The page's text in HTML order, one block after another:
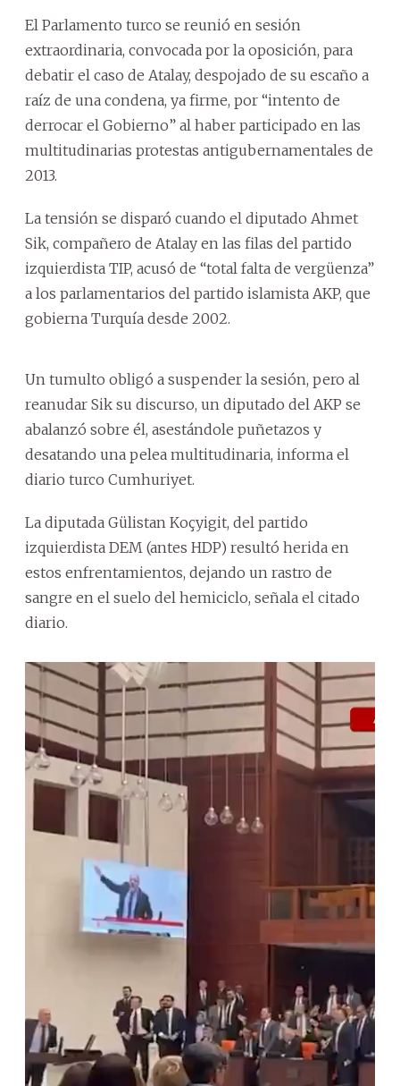
El Parlamento turco se reunió en sesión
extraordinaria, convocada por la oposición, para
debatir el caso de Atalay, despojado de su escaño a
raíz de una condena, ya firme, por “intento de
derrocar el Gobierno” al haber participado en las
multitudinarias protestas antigubernamentales de
2013.
La tensión se disparó cuando el diputado Ahmet
Sik, compañero de Atalay en las filas del partido
izquierdista TIP, acusó de “total falta de vergüenza”
a los parlamentarios del partido islamista AKP, que
gobierna Turquía desde 2002.
Un tumulto obligó a suspender la sesión, pero al
reanudar Sik su discurso, un diputado del AKP se
abalanzó sobre él, asestándole puñetazos y
desatando una pelea multitudinaria, informa el
diario turco Cumhuriyet.
La diputada Gülistan Koçyigit, del partido
izquierdista DEM (antes HDP) resultó herida en
estos enfrentamientos, dejando un rastro de
sangre en el suelo del hemiciclo, señala el citado
diario.